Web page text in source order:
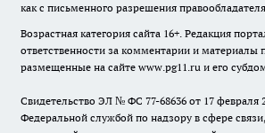
как с письменного разрешения
Возрастная категория сайта 16+. Редакция
ответственности за комментарии и материалы
размещенные на сайте www.pg11.ru и его
Свидетельство ЭЛ № ФС 77-68636 от 17 февраля
Федеральной службой по надзору в сфере